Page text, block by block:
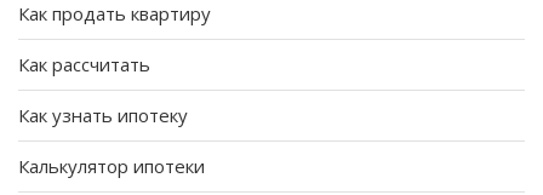
Как продать квартиру
Как рассчитать
Как узнать ипотеку
Калькулятор ипотеки